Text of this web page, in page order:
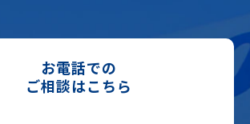
お電話での
ご相談はこちら